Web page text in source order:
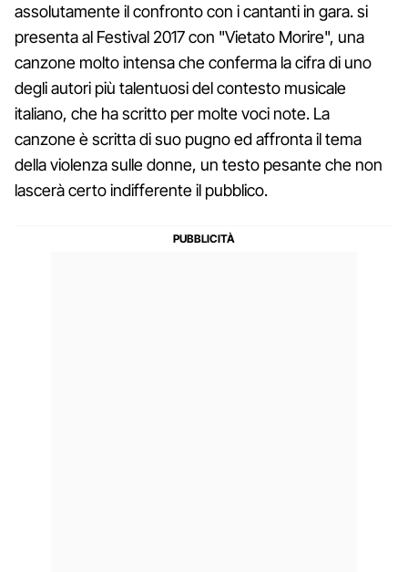
assolutamente il confronto con i cantanti in gara. si
presenta al Festival 2017 con "Vietato Morire", una
canzone molto intensa che conferma la cifra di uno
degli autori più talentuosi del contesto musicale
italiano, che ha scritto per molte voci note. La
canzone è scritta di suo pugno ed affronta il tema
della violenza sulle donne, un testo pesante che non
lascerà certo indifferente il pubblico.